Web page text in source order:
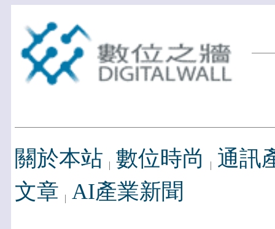
關於本站 數位時尚
通訊
文章 AI產業新聞